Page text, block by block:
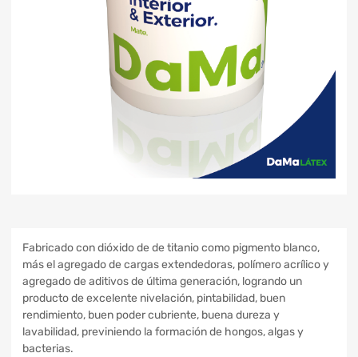
Fabricado con dióxido de de titanio como pigmento blanco,
más el agregado de cargas extendedoras, polímero acrílico y
agregado de aditivos de última generación, logrando un
producto de excelente nivelación, pintabilidad, buen
rendimiento, buen poder cubriente, buena dureza y
lavabilidad, previniendo la formación de hongos, algas y
bacterias.